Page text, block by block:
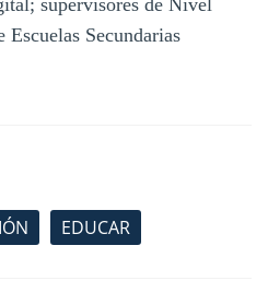
Escuelas Secundarias
EDUCAR